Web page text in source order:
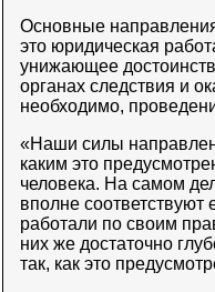
Основные
это юридическая
унижающее
органах следствия и
необходимо,
«Наши силы
каким это
человека. На самом
вполне
работали по своим
них же достаточно
так, как это